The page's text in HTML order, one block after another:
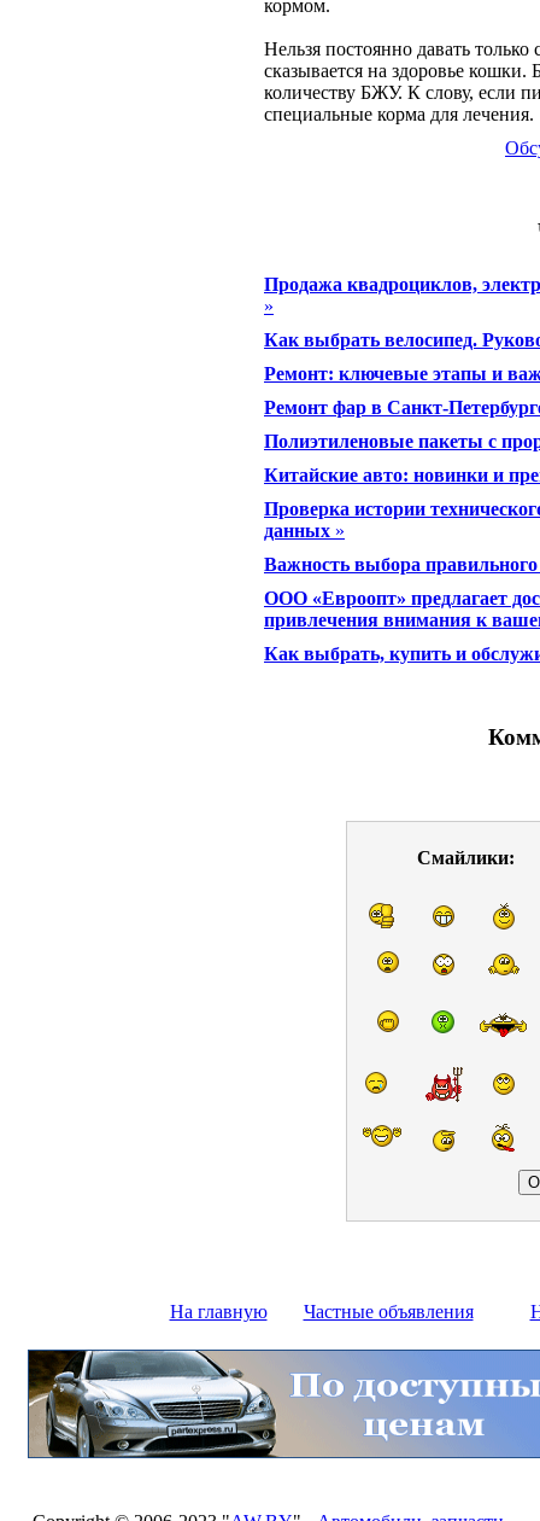
кормом.
Нельзя постоянно давать
сказывается на здоровье кошки.
количеству БЖУ. К слову, если
специальные корма для лечения.
Продажа квадроциклов,
»
Как выбрать велосипед.
Ремонт: ключевые этапы и
Ремонт фар в Санкт-
Полиэтиленовые пакеты с
Китайские авто: новинки и
Проверка истории
данных »
Важность выбора
ООО «Евроопт» предлагает
привлечения внимания к
Как выбрать, купить и
Смайлики:
На главную Частные объявления